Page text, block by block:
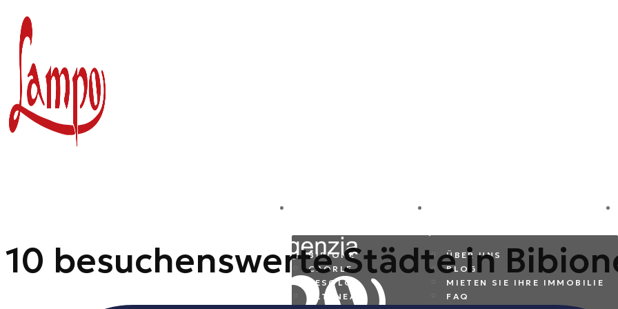
Inhalt
springen
BIBIONE
CAORLE
JESOLO
ALTANEA
ÜBER UNS
BLOG
MIETEN SIE IHRE IMMOBILIE
FAQ
10 besuchenswerte Städte in